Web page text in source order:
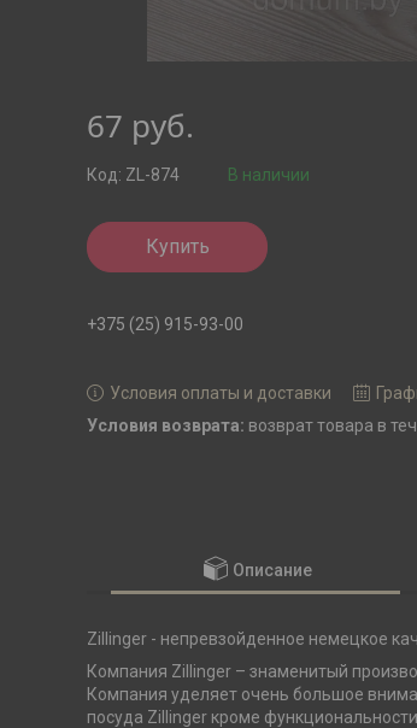
67 руб.
В наличии
Код: ZL-874
Купить
+375 (25) 915-93-00
Условия оплаты и доставки
возврат товара в
Описание
Zillinger - непревзойденное немецкое
Компания Zillinger – знаменитый
Компания уделяет очень большое
посуда Zillinger кроме